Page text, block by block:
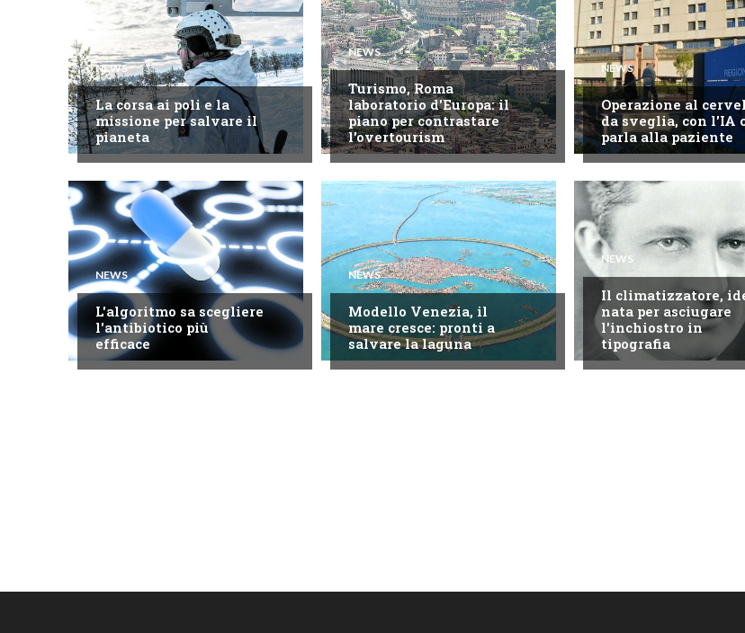
NEWS
La corsa ai poli e la
missione per salvare il
pianeta
NEWS
Turismo, Roma
laboratorio d'Europa: il
piano per contrastare
l'overtourism
NEWS
Operazione al
da sveglia, con l'IA
parla alla paziente
NEWS
L'algoritmo sa scegliere
l'antibiotico più
efficace
NEWS
Modello Venezia, il
mare cresce: pronti a
salvare la laguna
NEWS
Il climatizzatore,
nata per asciugare
l'inchiostro in
tipografia